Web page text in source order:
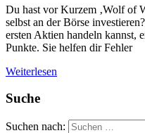
Du hast vor Kurzem ‚Wolf of
selbst an der Börse
ersten Aktien handeln kannst,
Punkte. Sie helfen dir Fehler
Weiterlesen
Suche
Suchen nach: